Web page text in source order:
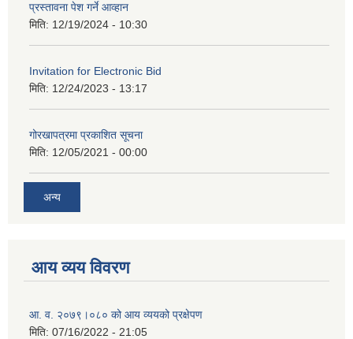
प्रस्तावना पेश गर्ने आव्हान
मिति: 12/19/2024 - 10:30
Invitation for Electronic Bid
मिति: 12/24/2023 - 13:17
गोरखापत्रमा प्रकाशित सूचना
मिति: 12/05/2021 - 00:00
अन्य
आय व्यय विवरण
आ. व. २०७९।०८० को आय व्ययको प्रक्षेपण
मिति: 07/16/2022 - 21:05